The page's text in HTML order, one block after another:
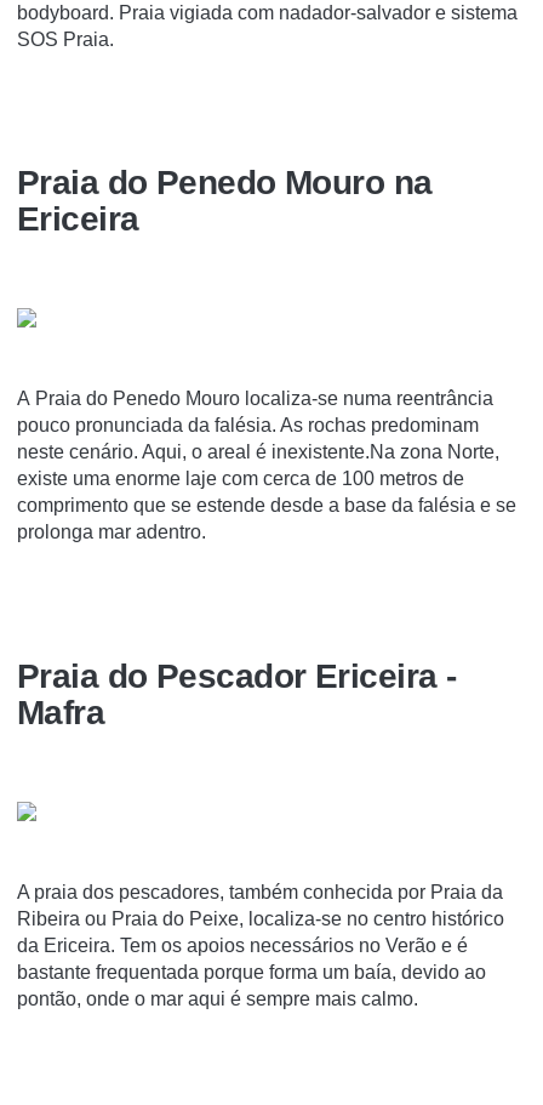
bodyboard. Praia vigiada com nadador-salvador e sistema
SOS Praia.
Praia do Penedo Mouro na
Ericeira
A Praia do Penedo Mouro localiza-se numa reentrância
pouco pronunciada da falésia. As rochas predominam
neste cenário. Aqui, o areal é inexistente.Na zona Norte,
existe uma enorme laje com cerca de 100 metros de
comprimento que se estende desde a base da falésia e se
prolonga mar adentro.
Praia do Pescador Ericeira -
Mafra
A praia dos pescadores, também conhecida por Praia da
Ribeira ou Praia do Peixe, localiza-se no centro histórico
da Ericeira. Tem os apoios necessários no Verão e é
bastante frequentada porque forma um baía, devido ao
pontão, onde o mar aqui é sempre mais calmo.